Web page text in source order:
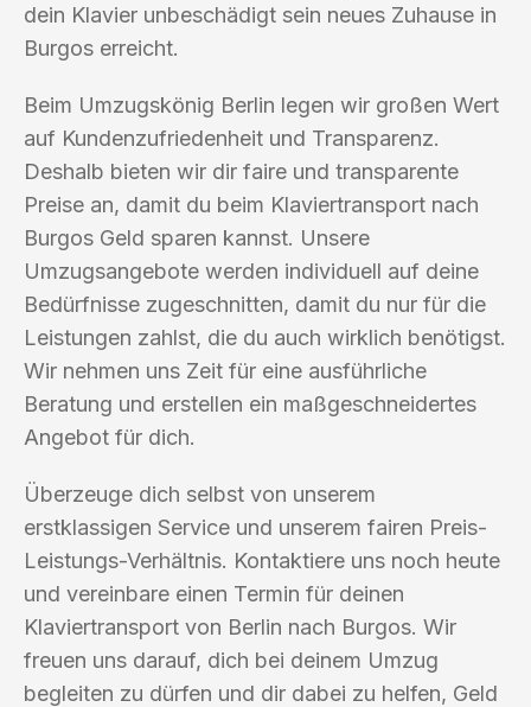
dein Klavier unbeschädigt sein neues Zuhause in
Burgos erreicht.
Beim Umzugskönig Berlin legen wir großen Wert
auf Kundenzufriedenheit und Transparenz.
Deshalb bieten wir dir faire und transparente
Preise an, damit du beim Klaviertransport nach
Burgos Geld sparen kannst. Unsere
Umzugsangebote werden individuell auf deine
Bedürfnisse zugeschnitten, damit du nur für die
Leistungen zahlst, die du auch wirklich benötigst.
Wir nehmen uns Zeit für eine ausführliche
Beratung und erstellen ein maßgeschneidertes
Angebot für dich.
Überzeuge dich selbst von unserem
erstklassigen Service und unserem fairen Preis-
Leistungs-Verhältnis. Kontaktiere uns noch heute
und vereinbare einen Termin für deinen
Klaviertransport von Berlin nach Burgos. Wir
freuen uns darauf, dich bei deinem Umzug
begleiten zu dürfen und dir dabei zu helfen, Geld